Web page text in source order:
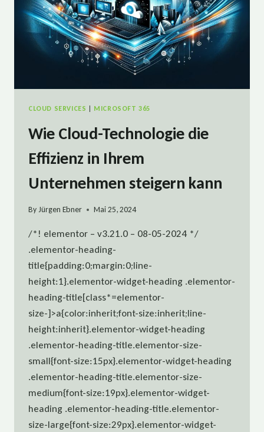
CLOUD SERVICES | MICROSOFT 365
Wie Cloud-Technologie die
Effizienz in Ihrem
Unternehmen steigern kann
ByJürgen Ebner Mai 25, 2024
/*! elementor – v3.21.0 – 08-05-2024 */
.elementor-heading-
title{padding:0;margin:0;line-
height:1}.elementor-widget-heading .elementor-
heading-title[class*=elementor-
size-]>a{color:inherit;font-size:inherit;line-
height:inherit}.elementor-widget-heading
.elementor-heading-title.elementor-size-
small{font-size:15px}.elementor-widget-heading
.elementor-heading-title.elementor-size-
medium{font-size:19px}.elementor-widget-
heading .elementor-heading-title.elementor-
size-large{font-size:29px}.elementor-widget-